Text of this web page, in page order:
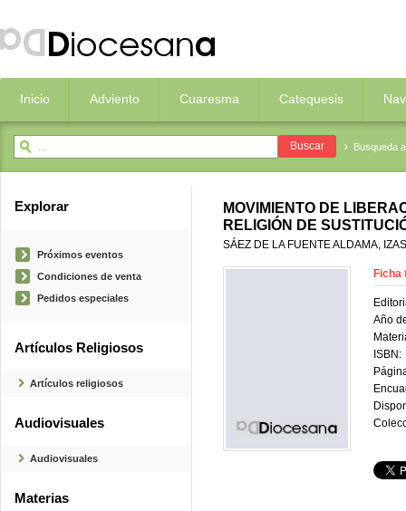
Inicio Adviento Cuaresma Catequesis
Busqueda
Explorar
Próximos eventos
Condiciones de venta
Pedidos especiales
Artículos Religiosos
Artículos religiosos
Audiovisuales
Audiovisuales
Materias
MOVIMIENTO DE
RELIGIÓN DE
SÁEZ DE LA FUENTE ALDAMA,
Ficha
Año
ISBN: